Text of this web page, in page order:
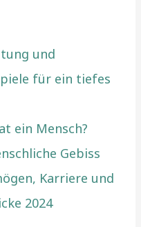
und
für ein tiefes
ein Mensch?
Gebiss
Karriere und
2024